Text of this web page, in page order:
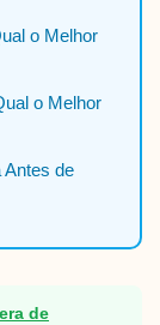
o Melhor
o Melhor
Antes de
de